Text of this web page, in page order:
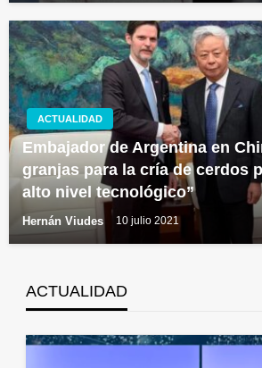
ACTUALIDAD
Embajador de Argentina en
granjas para la cría de cerdos
alto nivel tecnológico”
Hernán Viudes 10 julio 2021
ACTUALIDAD